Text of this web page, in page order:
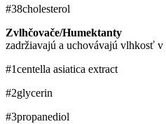
#38cholesterol
Zvlhčovače/Humektanty
zadržiavajú a uchovávajú vlhkosť v
#1centella asiatica extract
#2glycerin
#3propanediol